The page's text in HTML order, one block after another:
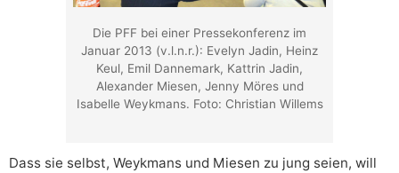
Die PFF bei einer Pressekonferenz im
Januar 2013 (v.l.n.r.): Evelyn Jadin, Heinz
Keul, Emil Dannemark, Kattrin Jadin,
Alexander Miesen, Jenny Möres und
Isabelle Weykmans. Foto: Christian Willems
Dass sie selbst, Weykmans und Miesen zu jung seien, will